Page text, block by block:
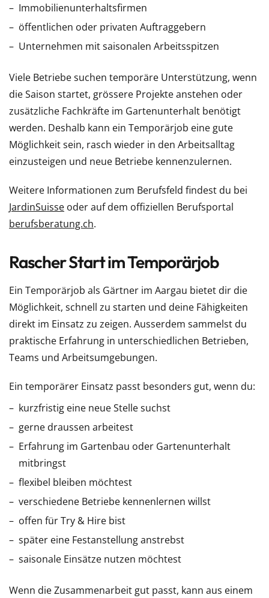
Immobilienunterhaltsfirmen
öffentlichen oder privaten Auftraggebern
Unternehmen mit saisonalen Arbeitsspitzen
Viele Betriebe suchen temporäre Unterstützung, wenn
die Saison startet, grössere Projekte anstehen oder
zusätzliche Fachkräfte im Gartenunterhalt benötigt
werden. Deshalb kann ein Temporärjob eine gute
Möglichkeit sein, rasch wieder in den Arbeitsalltag
einzusteigen und neue Betriebe kennenzulernen.
Weitere Informationen zum Berufsfeld findest du bei
JardinSuisse oder auf dem offiziellen Berufsportal
berufsberatung.ch.
Rascher Start im Temporärjob
Ein Temporärjob als Gärtner im Aargau bietet dir die
Möglichkeit, schnell zu starten und deine Fähigkeiten
direkt im Einsatz zu zeigen. Ausserdem sammelst du
praktische Erfahrung in unterschiedlichen Betrieben,
Teams und Arbeitsumgebungen.
Ein temporärer Einsatz passt besonders gut, wenn du:
kurzfristig eine neue Stelle suchst
gerne draussen arbeitest
Erfahrung im Gartenbau oder Gartenunterhalt
mitbringst
flexibel bleiben möchtest
verschiedene Betriebe kennenlernen willst
offen für Try & Hire bist
später eine Festanstellung anstrebst
saisonale Einsätze nutzen möchtest
Wenn die Zusammenarbeit gut passt, kann aus einem